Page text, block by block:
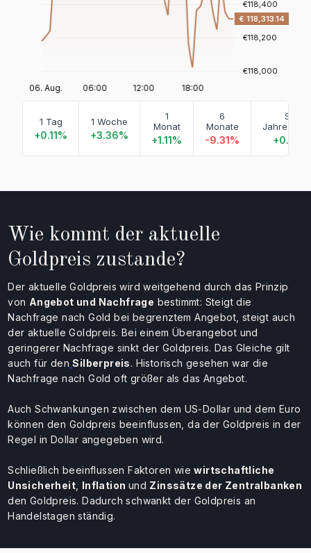
1 Tag
+0.11%
1 Woche
+3.36%
1
Monat
+1.11%
6
Monate
-9.31%
Seit
Wie kommt der aktuelle
Goldpreis zustande?
Der aktuelle Goldpreis wird weitgehend durch das Prinzip
von Angebot und Nachfrage bestimmt: Steigt die
Nachfrage nach Gold bei begrenztem Angebot, steigt auch
der aktuelle Goldpreis. Bei einem Überangebot und
geringerer Nachfrage sinkt der Goldpreis. Das Gleiche gilt
auch für den Silberpreis. Historisch gesehen war die
Nachfrage nach Gold oft größer als das Angebot.
Auch Schwankungen zwischen dem US-Dollar und dem Euro
können den Goldpreis beeinflussen, da der Goldpreis in der
Regel in Dollar angegeben wird.
Schließlich beeinflussen Faktoren wiewirtschaftliche
Unsicherheit Inflation und Zinssätze der Zentralbanken
den Goldpreis. Dadurch schwankt der Goldpreis an
Handelstagen ständig.